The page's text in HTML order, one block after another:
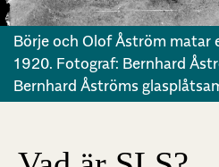
Börje och Olof Åström matar
1920. Fotograf: Bernhard
Bernhard Åströms